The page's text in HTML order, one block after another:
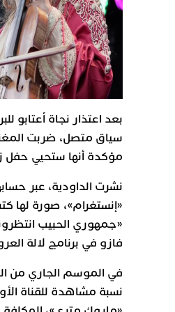
بعد اعتذار نجاة أعتابو
سياق متصل، ضربت
مؤكدة أنها ستحيي حفل
نشرت الداودية، عبر
«إنستغرام»، صورة لها
«جمهوري الحبيب
فازو في برنامج لالة
في الموسم الجاري من
نسبة مشاهدة للقناة